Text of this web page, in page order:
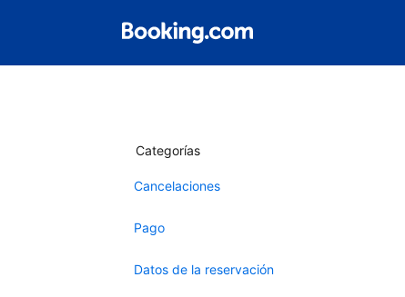
Categorías
Cancelaciones
Pago
Datos de la reservación